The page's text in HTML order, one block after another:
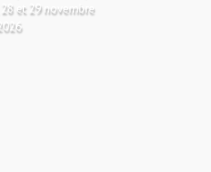
et 29 novembre